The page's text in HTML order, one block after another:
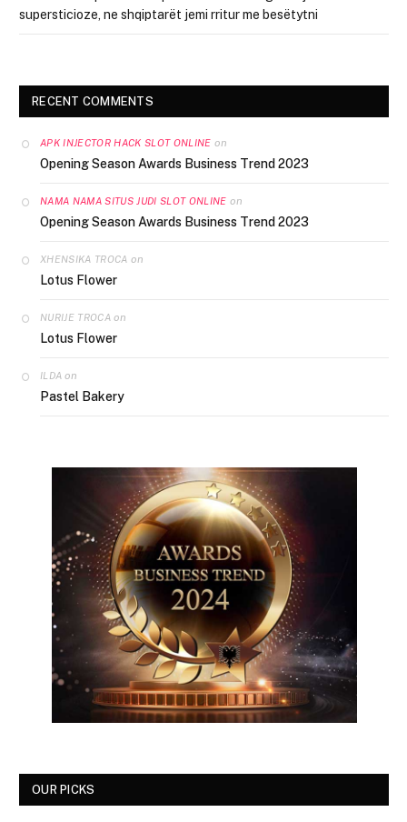
supersticioze, ne shqiptarët jemi rritur me besëtytni
RECENT COMMENTS
APK INJECTOR HACK SLOT ONLINE on
Opening Season Awards Business Trend 2023
NAMA NAMA SITUS JUDI SLOT ONLINE on
Opening Season Awards Business Trend 2023
XHENSIKA TROCA on
Lotus Flower
NURIJE TROCAon
Lotus Flower
ILDA on
Pastel Bakery
OUR PICKS